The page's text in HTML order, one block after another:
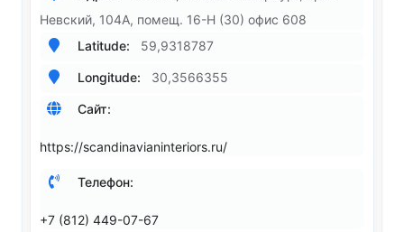
Невский, 104А, помещ. 16-Н (30) офис 608
Latitude:
59,9318787
Longitude: 30,3566355
Сайт:
https://scandinavianinteriors.ru/
Телефон:
+7 (812) 449-07-67